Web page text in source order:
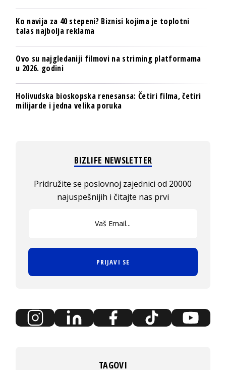
Ko navija za 40 stepeni? Biznisi kojima je toplotni
talas najbolja reklama
Ovo su najgledaniji filmovi na striming platformama
u 2026. godini
Holivudska bioskopska renesansa: Četiri filma, četiri
milijarde i jedna velika poruka
BIZLIFE NEWSLETTER
Pridružite se poslovnoj zajednici od 20000
najuspešnijih i čitajte nas prvi
PRIJAVI SE
TAGOVI